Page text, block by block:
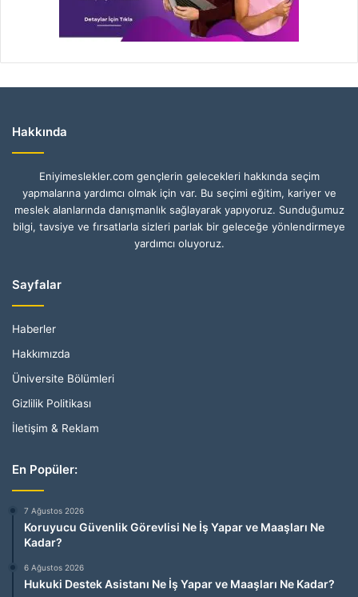
Hakkında
Eniyimeslekler.com gençlerin gelecekleri hakkında seçim
yapmalarına yardımcı olmak için var. Bu seçimi eğitim, kariyer ve
meslek alanlarında danışmanlık sağlayarak yapıyoruz. Sunduğumuz
bilgi, tavsiye ve fırsatlarla sizleri parlak bir geleceğe yönlendirmeye
yardımcı oluyoruz.
Sayfalar
Haberler
Hakkımızda
Üniversite Bölümleri
Gizlilik Politikası
İletişim & Reklam
En Popüler:
7 Ağustos 2026
Koruyucu Güvenlik Görevlisi Ne İş Yapar ve Maaşları Ne
Kadar?
6 Ağustos 2026
Hukuki Destek Asistanı Ne İş Yapar ve Maaşları Ne Kadar?